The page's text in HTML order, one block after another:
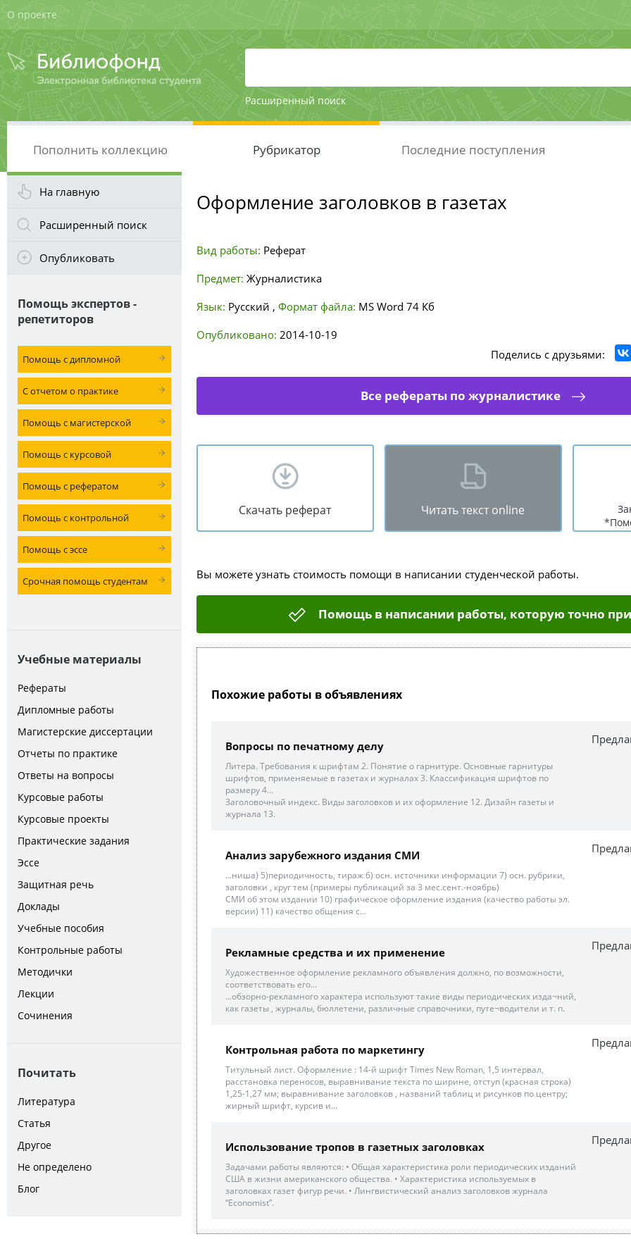
О проекте
Расширенный поиск
Пополнить коллекцию Рубрикатор Последние поступления
На главную
Расширенный поиск
Опубликовать
Помощь экспертов -
репетиторов
Помощь с дипломной
С отчетом о практике
Помощь с магистерской
Помощь с курсовой
Помощь с рефератом
Помощь с контрольной
Помощь с эссе
Срочная помощь студентам
Учебные материалы
Рефераты
Дипломные работы
Магистерские диссертации
Отчеты по практике
Ответы на вопросы
Курсовые работы
Курсовые проекты
Практические задания
Эссе
Защитная речь
Доклады
Учебные пособия
Контрольные работы
Методички
Лекции
Сочинения
Почитать
Литература
Статья
Другое
Не определено
Блог
Оформление заголовков в газетах
Вид работы: Реферат
Предмет: Журналистика
Язык: Русский , Формат файла: MS Word 74 Кб
Опубликовано: 2014-10-19
Поделись с друзьями:
Все рефераты по журналистике
Скачать реферат Читать текст online
Вы можете узнать стоимость помощи в написании студенческой работы.
Помощь в написании работы, которую точно
Похожие работы в объявлениях
Вопросы по печатному делу
Литера. Требования к шрифтам 2. Понятие о гарнитуре. Основные гарнитуры
шрифтов, применяемые в газетах и журналах 3. Классификация шрифтов по
размеру 4...
Заголовочный индекс. Виды заголовков и их оформление 12. Дизайн газеты и
журнала 13.
Анализ зарубежного издания СМИ
...ниша) 5)периодичность, тираж 6) осн. источники информации 7) осн. рубрики,
заголовки , круг тем (примеры публикаций за 3 мес.сент.-ноябрь)
СМИ об этом издании 10) графическое оформление издания (качество работы эл.
версии) 11) качество общения с...
Рекламные средства и их применение
Художественное оформление рекламного объявления должно, по возможности,
соответствовать его...
...обзорно-рекламного характера используют такие виды периодических изда¬ний,
как газеты , журналы, бюллетени, различные справочники, путе¬водители и т. п.
Контрольная работа по маркетингу
Титульный лист. Оформление : 14-й шрифт Times New Roman, 1,5 интервал,
расстановка переносов, выравнивание текста по ширине, отступ (красная строка)
1,25-1,27 мм; выравнивание заголовков , названий таблиц и рисунков по центру;
жирный шрифт, курсив и...
Использование тропов в газетных заголовках
Задачами работы являются: • Общая характеристика роли периодических изданий
США в жизни американского общества. • Характеристика используемых в
заголовках газет фигур речи. • Лингвистический анализ заголовков журнала
“Economist”.